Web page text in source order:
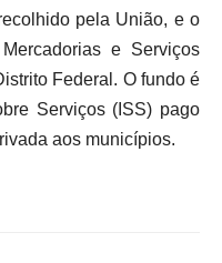
pela União, e o
e Serviços
Federal. O fundo é
Serviços (ISS) pago
aos municípios.